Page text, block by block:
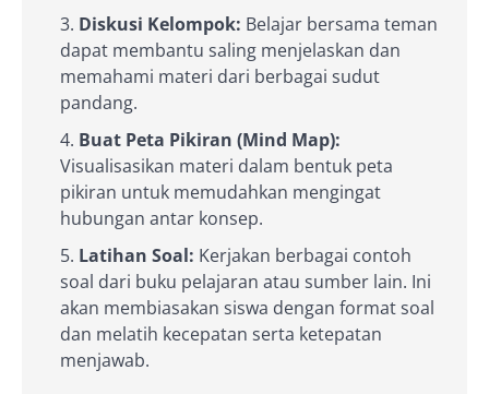
Diskusi Kelompok: Belajar bersama teman
dapat membantu saling menjelaskan dan
memahami materi dari berbagai sudut
pandang.
Buat Peta Pikiran (Mind Map):
Visualisasikan materi dalam bentuk peta
pikiran untuk memudahkan mengingat
hubungan antar konsep.
Latihan Soal: Kerjakan berbagai contoh
soal dari buku pelajaran atau sumber lain. Ini
akan membiasakan siswa dengan format soal
dan melatih kecepatan serta ketepatan
menjawab.